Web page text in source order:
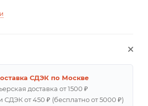
СДЭК по Москве
доставка от 1500 ₽
СДЭК от 450 ₽ (бесплатно от 5000 ₽)